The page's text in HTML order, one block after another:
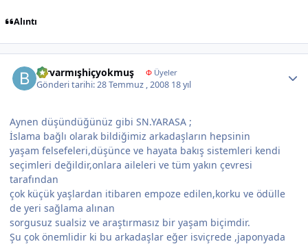
Alıntı
birvarmışhiçyokmuş ΦÜyeler
Gönderi tarihi:28 Temmuz , 2008 18 yıl
Aynen düşündüğünüz gibi SN.YARASA ;
İslama bağlı olarak bildiğimiz arkadaşların hepsinin
yaşam felsefeleri,düşünce ve hayata bakış sistemleri kendi
seçimleri değildir,onlara aileleri ve tüm yakın çevresi
tarafından
çok küçük yaşlardan itibaren empoze edilen,korku ve ödülle
de yeri sağlama alınan
sorgusuz sualsiz ve araştırmasız bir yaşam biçimdir.
Şu çok önemlidir ki bu arkadaşlar eğer isviçrede ,japonyada